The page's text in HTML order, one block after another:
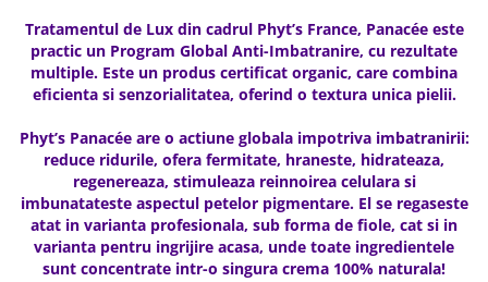
Creme bio piele grasă acneică
Tratamentul de Lux din cadrul Phyt’s France, Panacée este
practic un Program Global Anti-Imbatranire, cu rezultate
multiple. Este un produs certificat organic, care combina
eficienta si senzorialitatea, oferind o textura unica pielii.
Phyt’s Panacée are o actiune globala impotriva imbatranirii:
reduce ridurile, ofera fermitate, hraneste, hidrateaza,
regenereaza, stimuleaza reinnoirea celulara si
imbunatateste aspectul petelor pigmentare. El se regaseste
atat in varianta profesionala, sub forma de fiole, cat si in
varianta pentru ingrijire acasa, unde toate ingredientele
sunt concentrate intr-o singura crema 100% naturala!